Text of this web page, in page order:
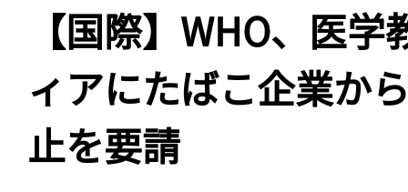
【国際】WHO、医
ィアにたばこ企業か
止を要請